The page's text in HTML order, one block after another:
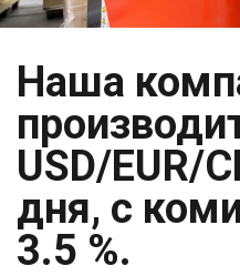
Наша
USD/EUR/
дня, с
3.5 %.